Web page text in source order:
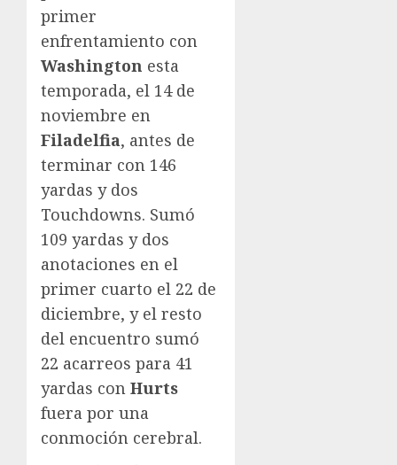
primer
enfrentamiento con
Washington esta
temporada, el 14 de
noviembre en
Filadelfia, antes de
terminar con 146
yardas y dos
Touchdowns. Sumó
109 yardas y dos
anotaciones en el
primer cuarto el 22 de
diciembre, y el resto
del encuentro sumó
22 acarreos para 41
yardas con Hurts
fuera por una
conmoción cerebral.